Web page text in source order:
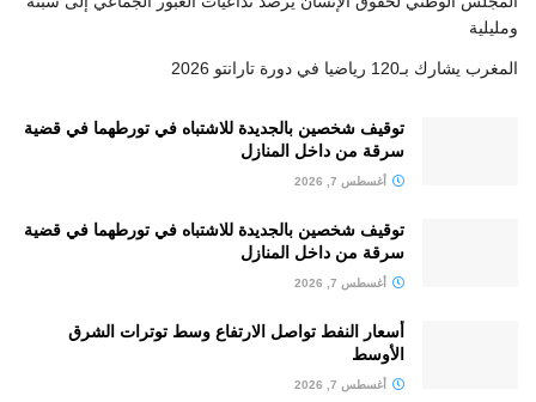
ومليلية
المغرب يشارك بـ120 رياضيا في دورة تارانتو 2026
توقيف شخصين بالجديدة للاشتباه في تورطهما في قضية
سرقة من داخل المنازل
أغسطس 7, 2026
توقيف شخصين بالجديدة للاشتباه في تورطهما في قضية
سرقة من داخل المنازل
أغسطس 7, 2026
أسعار النفط تواصل الارتفاع وسط توترات الشرق
الأوسط
أغسطس 7, 2026